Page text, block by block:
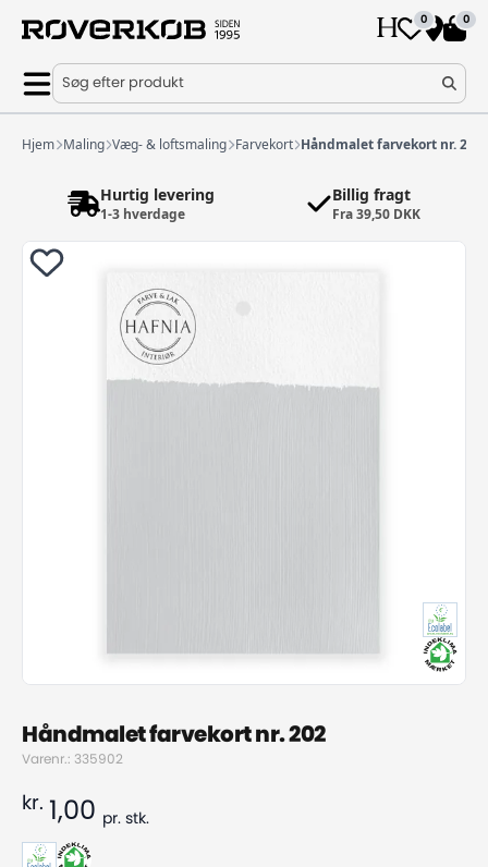
0 0
Søg efter produkt
Hjem Maling Væg- & loftsmaling Farvekort Håndmalet farvekort nr. 202
Hurtig levering
1-3 hverdage
Billig fragt
Fra 39,50 DKK
Håndmalet farvekort nr. 202
Varenr.: 335902
kr. 1,00 pr. stk.